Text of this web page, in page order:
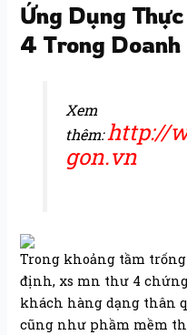
Ứng Dụng
4 Trong Doanh
Xem
thêm:http://
gon.vn
Trong khoảng tầm
định, xs mn thư 4
khách hàng dạng thân
cũng như phầm mềm